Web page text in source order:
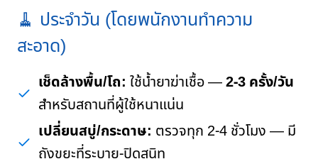
🧹 ประจำวัน (โดยพนักงานทำความ
สะอาด)
เช็ดล้างพื้น/โถ: ใช้น้ำยาฆ่าเชื้อ —2-3 ครั้ง/วัน
สำหรับสถานที่ผู้ใช้หนาแน่น
เปลี่ยนสบู่/กระดาษ: ตรวจทุก 2-4 ชั่วโมง — มี
ถังขยะที่ระบาย-ปิดสนิท